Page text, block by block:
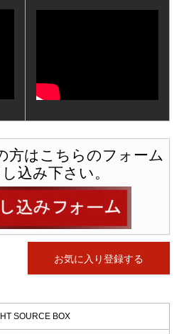
方はこちらのフォーム
込み下さい。
お気に入り登録する
SOURCE BOX